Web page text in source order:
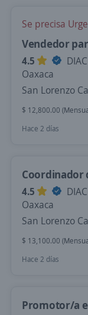
Se precisa
Vendedor
4.5
Oaxaca
San Lorenzo
$ 12,800.00
Hace 2 días
Coordinador
4.5
Oaxaca
San Lorenzo
$ 13,100.00
Hace 2 días
Promotor/a